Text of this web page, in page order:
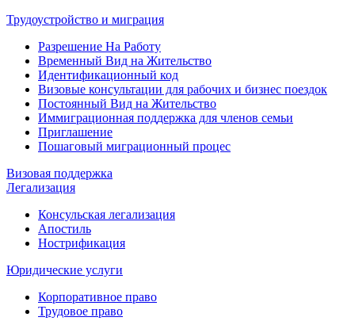
Трудоустройство и миграция
Разрешение На Работу
Временный Вид на Жительство
Идентификационный код
Визовые консультации для рабочих и бизнес поездок
Постоянный Вид на Жительство
Иммиграционная поддержка для членов семьи
Приглашение
Пошаговый миграционный процес
Визовая поддержка
Легализация
Консульская легализация
Апостиль
Нострификация
Юридические услуги
Корпоративное право
Трудовое право